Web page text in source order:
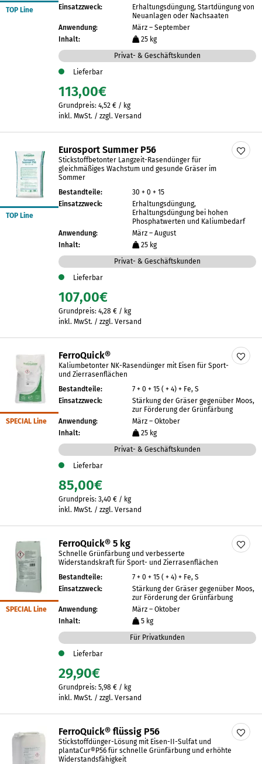
TOP Line
Einsatzzweck:
Erhaltungsdüngung, Startdüngung von
Neuanlagen oder Nachsaaten
Anwendung:
März – September
Inhalt:
25 kg
Privat- & Geschäftskunden
Lieferbar
113,00€
Grundpreis: 4,52 € / kg
inkl. MwSt. / zzgl. Versand
TOP Line
Eurosport Summer P56
Stickstoffbetonter Langzeit-Rasendünger für
gleichmäßiges Wachstum und gesunde Gräser im
Sommer
Bestandteile:
30 + 0 + 15
Einsatzzweck:
Erhaltungsdüngung,
Erhaltungsdüngung bei hohen
Phosphatwerten und Kaliumbedarf
Anwendung:
März – August
Inhalt:
25 kg
Privat- & Geschäftskunden
Lieferbar
107,00€
Grundpreis: 4,28 € / kg
inkl. MwSt. / zzgl. Versand
SPECIAL Line
FerroQuick®
Kaliumbetonter NK-Rasendünger mit Eisen für Sport-
und Zierrasenflächen
Bestandteile:
7 + 0 + 15 ( + 4) + Fe, S
Einsatzzweck:
Stärkung der Gräser gegenüber Moos,
zur Förderung der Grünfärbung
Anwendung:
März – Oktober
Inhalt:
25 kg
Privat- & Geschäftskunden
Lieferbar
85,00€
Grundpreis: 3,40 € / kg
inkl. MwSt. / zzgl. Versand
SPECIAL Line
FerroQuick® 5 kg
Schnelle Grünfärbung und verbesserte
Widerstandskraft für Sport- und Zierrasenflächen
Bestandteile:
7 + 0 + 15 ( + 4) + Fe, S
Einsatzzweck:
Stärkung der Gräser gegenüber Moos,
zur Förderung der Grünfärbung
Anwendung:
März – Oktober
Inhalt:
5 kg
Für Privatkunden
Lieferbar
29,90€
Grundpreis: 5,98 € / kg
inkl. MwSt. / zzgl. Versand
FerroQuick® flüssig P56
Stickstoffdünger-Lösung mit Eisen-II-Sulfat und
plantaCur®P56 für schnelle Grünfärbung und erhöhte
Widerstandsfähigkeit